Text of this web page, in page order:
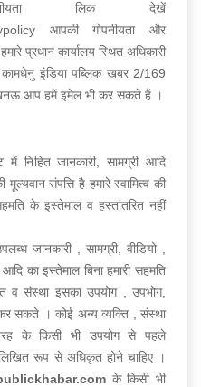
लिक देखें
आपकी गोपनीयता और
प्रधान कार्यालय स्थित अधिकारी
इंडिया पब्लिक खबर 2/169
आप हमें इमेल भी कर सकते हैं ।
में निहित जानकारी, सामग्री आदि
संपत्ति है हमारे स्वामित्व की
के इस्तेमाल व हस्तांतरित नहीं
जानकारी , सामग्री, वीडियो ,
का इस्तेमाल बिना हमारी सहमति
व संस्था इसका उपयोग , उपभोग,
सकते । कोई अन्य व्यक्ति , संस्था
के किसी भी उपयोग से पहले
लिखित रूप से अधिकृत होने चाहिए ।
के किसी भी